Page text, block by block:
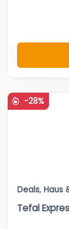
-28%
Deals, Haus
Tefal